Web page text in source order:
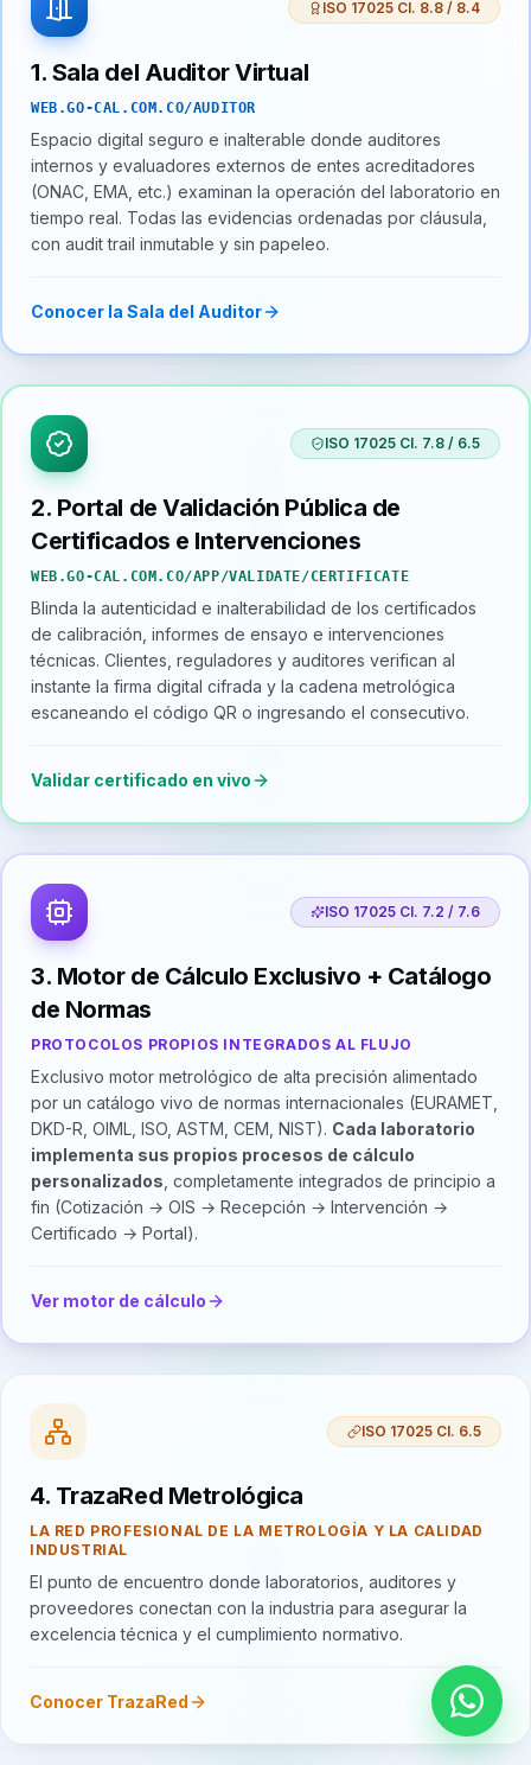
ISO 17025 Cl. 8.8 / 8.4
1. Sala del Auditor Virtual
WEB.GO-CAL.COM.CO/AUDITOR
Espacio digital seguro e inalterable donde auditores
internos y evaluadores externos de entes acreditadores
(ONAC, EMA, etc.) examinan la operación del laboratorio en
tiempo real. Todas las evidencias ordenadas por cláusula,
con audit trail inmutable y sin papeleo.
Conocer la Sala del Auditor
ISO 17025 Cl. 7.8 / 6.5
2. Portal de Validación Pública de
Certificados e Intervenciones
WEB.GO-CAL.COM.CO/APP/VALIDATE/CERTIFICATE
Blinda la autenticidad e inalterabilidad de los certificados
de calibración, informes de ensayo e intervenciones
técnicas. Clientes, reguladores y auditores verifican al
instante la firma digital cifrada y la cadena metrológica
escaneando el código QR o ingresando el consecutivo.
Validar certificado en vivo
ISO 17025 Cl. 7.2 / 7.6
3. Motor de Cálculo Exclusivo + Catálogo
de Normas
PROTOCOLOS PROPIOS INTEGRADOS AL FLUJO
Exclusivo motor metrológico de alta precisión alimentado
por un catálogo vivo de normas internacionales (EURAMET,
DKD-R, OIML, ISO, ASTM, CEM, NIST). Cada laboratorio
implementa sus propios procesos de cálculo
personalizados , completamente integrados de principio a
fin (Cotización → OIS → Recepción → Intervención →
Certificado → Portal).
Ver motor de cálculo
ISO 17025 Cl. 6.5
4. TrazaRed Metrológica
LA RED PROFESIONAL DE LA METROLOGÍA Y LA CALIDAD
INDUSTRIAL
El punto de encuentro donde laboratorios, auditores y
proveedores conectan con la industria para asegurar la
excelencia técnica y el cumplimiento normativo.
Conocer TrazaRed